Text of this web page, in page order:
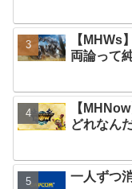
【MHWs
両論って
【
どれなん
一人ずつ